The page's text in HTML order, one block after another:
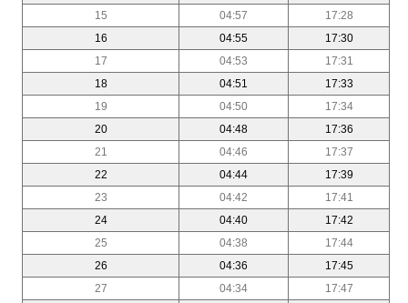
15
04:57
17:28
16
04:55
17:30
17
04:53
17:31
18
04:51
17:33
19
04:50
17:34
20
04:48
17:36
21
04:46
17:37
22
04:44
17:39
23
04:42
17:41
24
04:40
17:42
25
04:38
17:44
26
04:36
17:45
27
04:34
17:47